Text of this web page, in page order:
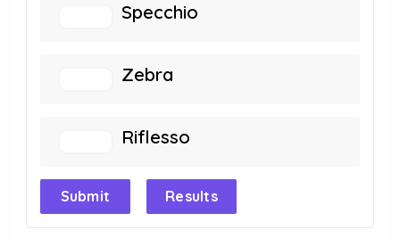
Specchio
Zebra
Riflesso
Submit Results